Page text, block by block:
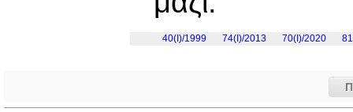
40(I)/1999 74(I)/2013 70(I)/2020